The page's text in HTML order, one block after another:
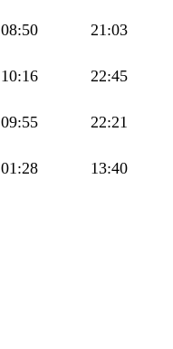
08:50 21:03
10:16 22:45
09:55 22:21
01:28 13:40